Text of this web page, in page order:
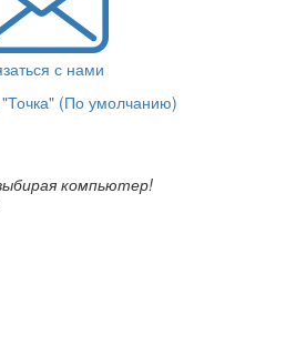
с нами
компьютер!